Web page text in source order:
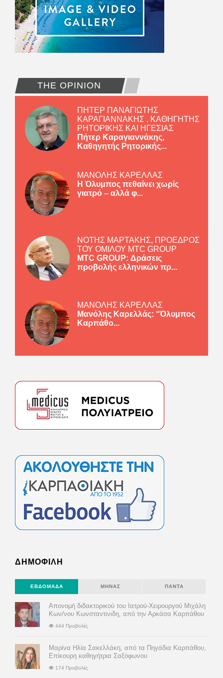
THE OPINION
ΠΗΤΕΡ ΠΑΝΑΓΙΩΤΗΣ
ΚΑΡΑΓΙΑΝΝΑΚΗΣ , ΚΑΘΗΓΗΤΗΣ
ΡΗΤΟΡΙΚΗΣ ΚΑΙ ΗΓΕΣΙΑΣ
Πήτερ Καραγιαννάκης,
Καθηγητής Ρητορικής...
ΜΑΝΟΛΗΣ ΚΑΡΕΛΛΑΣ
Η Όλυμπος πεθαίνει χωρίς
γιατρό – αλλά φ...
ΝΟΤΗΣ ΜΑΡΤΑΚΗΣ, ΠΡΟΕΔΡΟΣ
ΤΟΥ ΟΜΙΛΟΥ MTC GROUP
MTC GROUP: Δράσεις
προβολής ελληνικών πρ...
ΜΑΝΟΛΗΣ ΚΑΡΕΛΛΑΣ
Μανόλης Καρελλάς: “Όλυμπος
Καρπάθο...
ΔΗΜΟΦΙΛΗ
ΕΒΔΟΜΆΔΑ ΜΉΝΑΣ ΠΆΝΤΑ
Απονομή διδακτορικού του Ιατρού-Χειρουργού Μιχάλη
Κων/νου Κωνσταντινιδη, από την Αρκάσα Καρπάθου
444 Προβολές
Μαρίνα Ηλία Σακελλάκη, από τα Πηγάδια Καρπάθου,
Επίκουρη καθηγήτρια Σαξόφωνου
174 Προβολές